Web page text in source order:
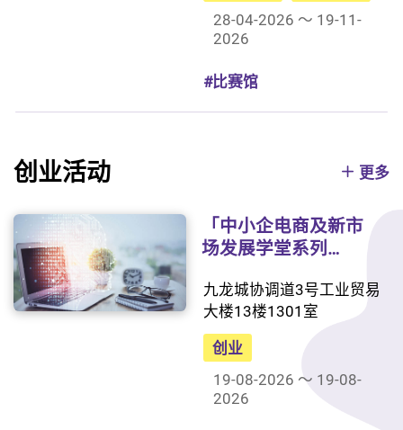
28-04-2026 ～ 19-11-
2026
#比赛馆
创业活动 更多
「中小企电商及新市
场发展学堂系列
业务场景的应用与操
作」研讨会
九龙城协调道3号工业贸易
大楼13楼1301室
创业
19-08-2026 ～ 19-08-
2026